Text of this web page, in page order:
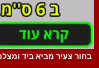
בחור צעיר מביא ביד